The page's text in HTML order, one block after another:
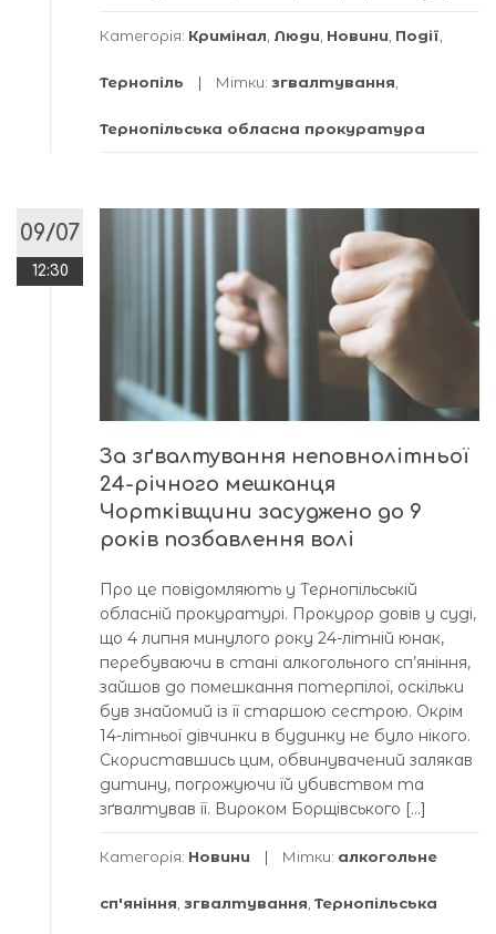
Категорія: Кримінал Люди Новини Події
Тернопіль Мітки: згвалтування
Тернопільська обласна прокуратура
09/07
12:30
За зґвалтування неповнолітньої
24-річного мешканця
Чортківщини засуджено до 9
років позбавлення волі
Про це повідомляють у Тернопільській
обласній прокуратурі. Прокурор довів у суді,
що 4 липня минулого року 24-літній юнак,
перебуваючи в стані алкогольного сп’яніння,
зайшов до помешкання потерпілої, оскільки
був знайомий із її старшою сестрою. Окрім
14-літньої дівчинки в будинку не було нікого.
Скориставшись цим, обвинувачений залякав
дитину, погрожуючи їй убивством та
зґвалтував її. Вироком Борщівського […]
Категорія: Новини Мітки: алкогольне
сп'яніння згвалтування Тернопільська